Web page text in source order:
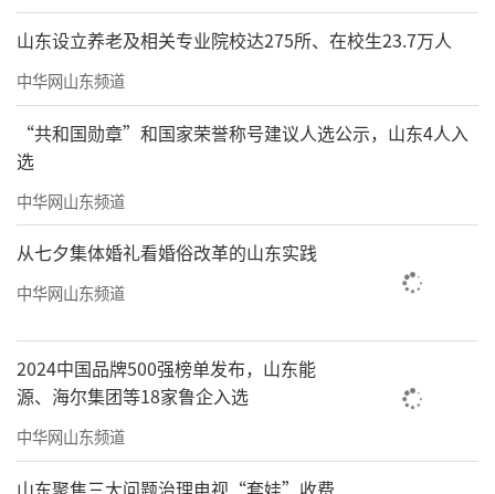
山东设立养老及相关专业院校达275所、在校生23.7万人
中华网山东频道
“共和国勋章”和国家荣誉称号建议人选公示，山东4人入
选
中华网山东频道
从七夕集体婚礼看婚俗改革的山东实践
中华网山东频道
2024中国品牌500强榜单发布，山东能
源、海尔集团等18家鲁企入选
中华网山东频道
山东聚焦三大问题治理电视“套娃”收费